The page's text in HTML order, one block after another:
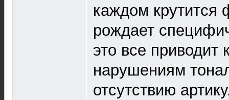
каждом крутится
рождает
это все приводит
нарушениям
отсутствию